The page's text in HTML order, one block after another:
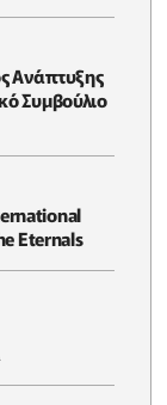
Ανάπτυξης
Συμβούλιο
Eternals